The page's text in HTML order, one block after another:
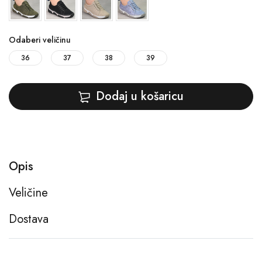
Odaberi veličinu
36 37 38 39
Dodaj u košaricu
Opis
Veličine
Dostava